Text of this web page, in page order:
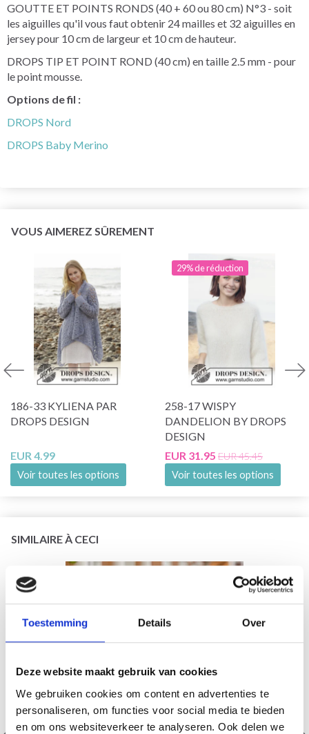
Toestemming Details Over
Deze website maakt gebruik van cookies
We gebruiken cookies om content en advertenties te
personaliseren, om functies voor social media te bieden
en om ons websiteverkeer te analyseren. Ook delen we
GOUTTE ET POINTS RONDS (40 + 60 ou 80 cm) N°3 - soit
les aiguilles qu'il vous faut obtenir 24 mailles et 32 aiguilles en
jersey pour 10 cm de largeur et 10 cm de hauteur.
DROPS TIP ET POINT ROND (40 cm) en taille 2.5 mm - pour
le point mousse.
Options de fil :
DROPS Nord
DROPS Baby Merino
VOUS AIMEREZ SÛREMENT
186-33 KYLIENA PAR
DROPS DESIGN
EUR 4.99
Voir toutes les options
29% de réduction
258-17 WISPY
DANDELION BY DROPS
DESIGN
EUR 31.95 EUR 45.45
Voir toutes les options
SIMILAIRE À CECI
21% de réduction